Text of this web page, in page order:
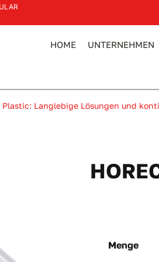
HOME UNTERNEHMEN
Plastic: Langlebige Lösungen und
Menge